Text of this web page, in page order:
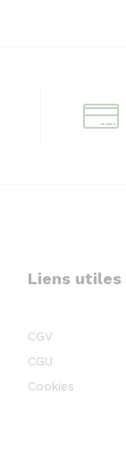
Liens utiles
CGV
CGU
Cookies